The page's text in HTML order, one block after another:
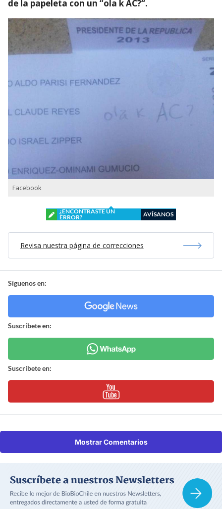
de la papeleta con un “ola k AC?“.
Facebook
¿ENCONTRASTE UN
ERROR?
AVÍSANOS
Revisa nuestra página de correcciones
Síguenos en:
Suscríbete en:
Suscríbete en:
Mostrar Comentarios